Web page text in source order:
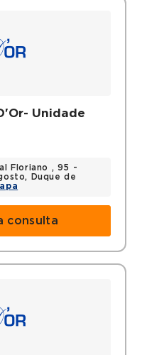
Unidade
Floriano , 95 -
Duque de
consulta